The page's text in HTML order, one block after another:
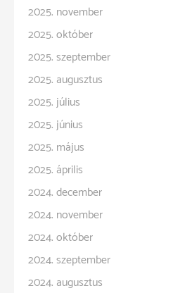
2025. november
2025. október
2025. szeptember
2025. augusztus
2025. július
2025. június
2025. május
2025. április
2024. december
2024. november
2024. október
2024. szeptember
2024. augusztus